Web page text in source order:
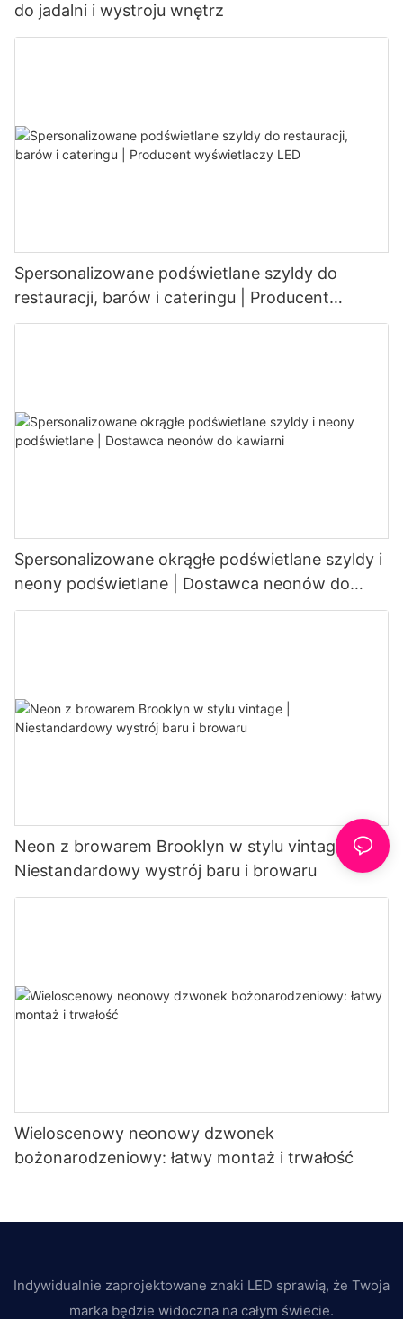
do jadalni i wystroju wnętrz
Spersonalizowane podświetlane szyldy do
restauracji, barów i cateringu | Producent
wyświetlaczy LED
Spersonalizowane okrągłe podświetlane szyldy i
neony podświetlane | Dostawca neonów do
kawiarni
Neon z browarem Brooklyn w stylu vintage |
Niestandardowy wystrój baru i browaru
Wieloscenowy neonowy dzwonek
bożonarodzeniowy: łatwy montaż i trwałość
Indywidualnie zaprojektowane znaki LED sprawią, że Twoja
marka będzie widoczna na całym świecie.